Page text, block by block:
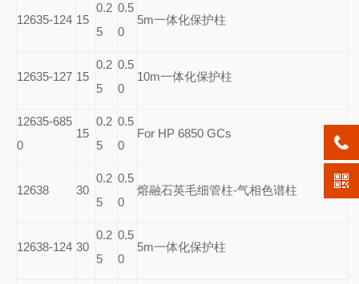
12635-124 15
0.2
5
0.5
0
5m一体化保护柱
12635-127 15
0.2
5
0.5
0
10m一体化保护柱
12635-685
0
15
0.2
5
0.5
0
For HP 6850 GCs
12638 30
0.2
5
0.5
0
熔融石英毛细管柱-气相色谱柱
12638-124 30
0.2
5
0.5
0
5m一体化保护柱